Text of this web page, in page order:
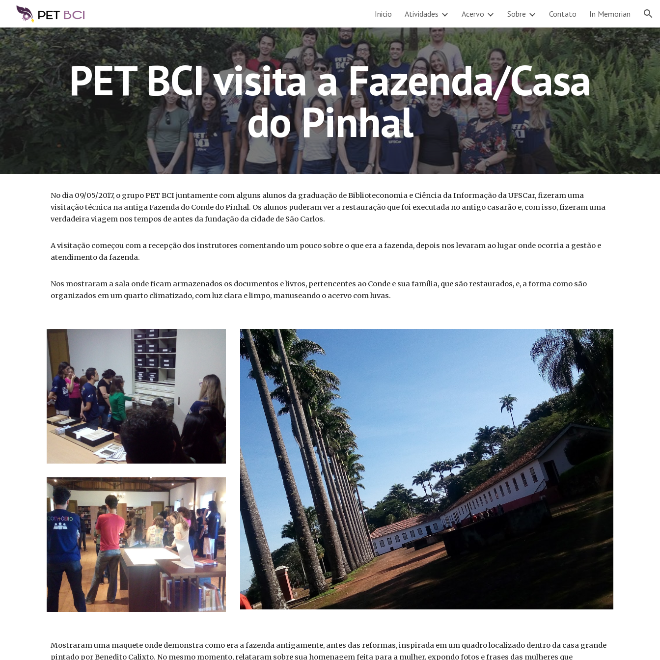
Skip to navigation
Inicio Atividades Acervo Sobre Contato In Memorian
PET BCI visita a Fazenda/Casa
do Pinhal
No dia 09/05/2017, o grupo PET BCI juntamente com alguns alunos da graduação de Biblioteconomia e Ciência da Informação da UFSCar, fizeram uma
visitação técnica na antiga Fazenda do Conde do Pinhal. Os alunos puderam ver a restauração que foi executada no antigo casarão e, com isso, fizeram uma
verdadeira viagem nos tempos de antes da fundação da cidade de São Carlos.
A visitação começou com a recepção dos instrutores comentando um pouco sobre o que era a fazenda, depois nos levaram ao lugar onde ocorria a gestão e
atendimento da fazenda.
Nos mostraram a sala onde ficam armazenados os documentos e livros, pertencentes ao Conde e sua família, que são restaurados, e, a forma como são
organizados em um quarto climatizado, com luz clara e limpo, manuseando o acervo com luvas.
Mostraram uma maquete onde demonstra como era a fazenda antigamente, antes das reformas, inspirada em um quadro localizado dentro da casa grande
pintado por Benedito Calixto. No mesmo momento, relataram sobre sua homenagem feita para a mulher, expondo fotos e frases das mulheres que